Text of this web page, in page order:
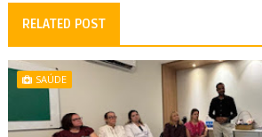
RELATED POST
SAÚDE